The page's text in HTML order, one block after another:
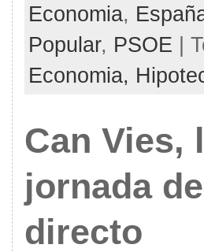
Economia,
Popular, PSOE |
Economia,
Can Vies,
jornada
directo